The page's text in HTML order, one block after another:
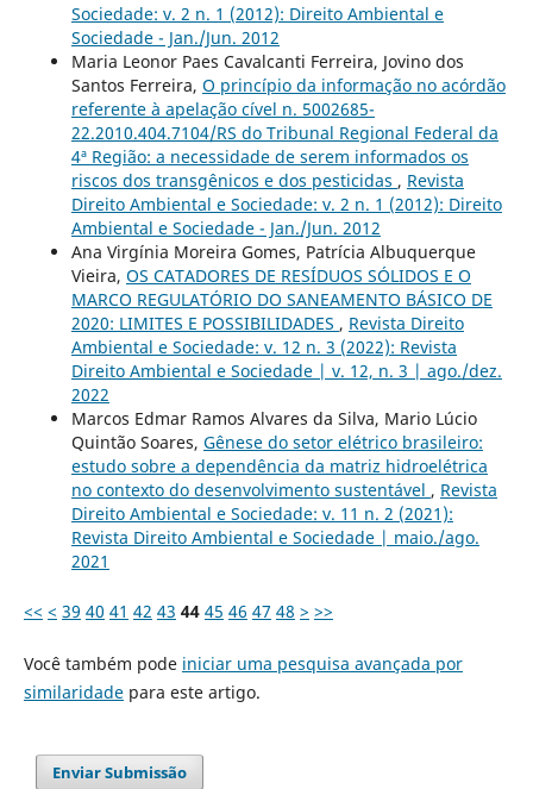
Sociedade: v. 2 n. 1 (2012): Direito Ambiental e
Sociedade - Jan./Jun. 2012
Maria Leonor Paes Cavalcanti Ferreira, Jovino dos
Santos Ferreira, O princípio da informação no acórdão
referente à apelação cível n. 5002685-
22.2010.404.7104/RS do Tribunal Regional Federal da
4ª Região: a necessidade de serem informados os
riscos dos transgênicos e dos pesticidas , Revista
Direito Ambiental e Sociedade: v. 2 n. 1 (2012): Direito
Ambiental e Sociedade - Jan./Jun. 2012
Ana Virgínia Moreira Gomes, Patrícia Albuquerque
Vieira, OS CATADORES DE RESÍDUOS SÓLIDOS E O
MARCO REGULATÓRIO DO SANEAMENTO BÁSICO DE
2020: LIMITES E POSSIBILIDADES , Revista Direito
Ambiental e Sociedade: v. 12 n. 3 (2022): Revista
Direito Ambiental e Sociedade | v. 12, n. 3 | ago./dez.
2022
Marcos Edmar Ramos Alvares da Silva, Mario Lúcio
Quintão Soares, Gênese do setor elétrico brasileiro:
estudo sobre a dependência da matriz hidroelétrica
no contexto do desenvolvimento sustentável , Revista
Direito Ambiental e Sociedade: v. 11 n. 2 (2021):
Revista Direito Ambiental e Sociedade | maio./ago.
2021
<< < 39 40 41 42 43 44 45 46 47 48 > >>
Você também pode iniciar uma pesquisa avançada por
similaridadepara este artigo.
Enviar Submissão